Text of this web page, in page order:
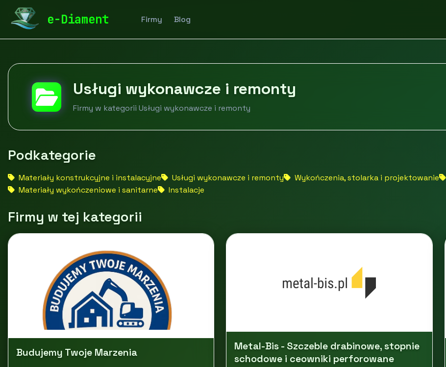
e-Diament Firmy Blog
diamentspa.pl Budownictwo i nieruchomości
Usługi wykonawcze i remonty
Firmy w kategorii Usługi wykonawcze i remonty
Podkategorie
Materiały konstrukcyjne i instalacyjne Usługi wykonawcze i remonty Wykończenia, stolarka i projektowanie
Materiały wykończeniowe i sanitarne
Instalacje
Firmy w tej kategorii
Budujemy Twoje Marzenia
Metal-Bis - Szczeble drabinowe, stopnie
schodowe i ceowniki perforowane